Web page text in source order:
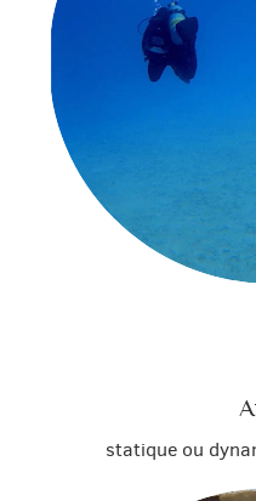
statique ou